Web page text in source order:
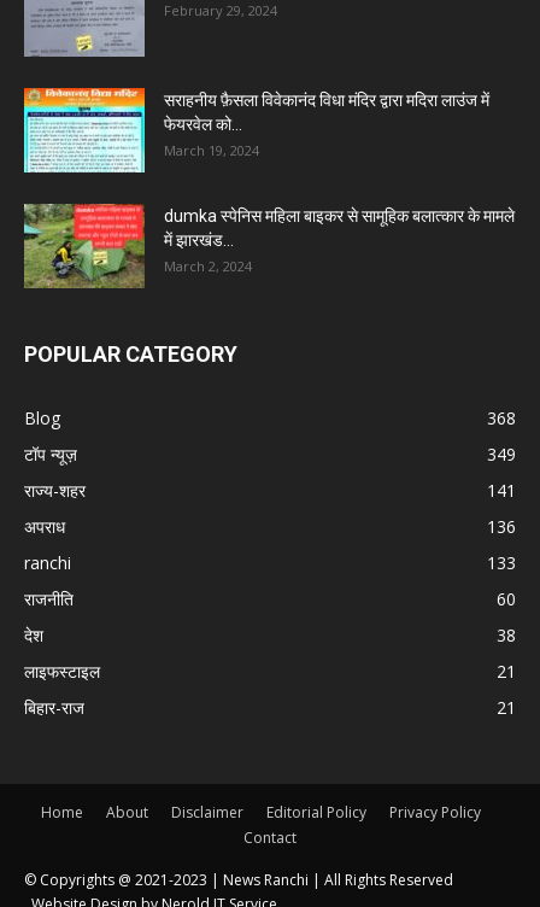
February 29, 2024
सराहनीय फ़ैसला विवेकानंद विधा मंदिर द्वारा मदिरा लाउंज में
फेयरवेल को...
March 19, 2024
dumka स्पेनिस महिला बाइकर से सामूहिक बलात्कार के मामले
में झारखंड...
March 2, 2024
POPULAR CATEGORY
Blog
368
टॉप न्यूज़
349
राज्य-शहर
141
अपराध
136
ranchi
133
राजनीति
60
देश
38
लाइफस्टाइल
21
बिहार-राज
21
Home About Disclaimer Editorial Policy
Privacy Policy
Contact
© Copyrights @ 2021-2023 | News Ranchi | All Rights Reserved